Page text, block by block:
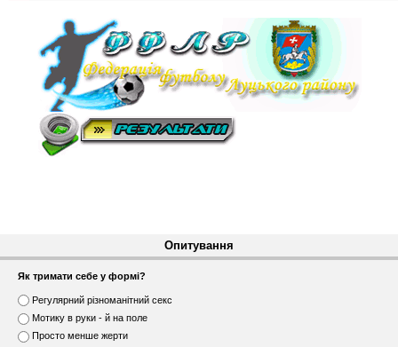
Опитування
Як тримати себе у формі?
В
а
р
і
Регулярний різноманітний секс
Мотику в руки - й на поле
Просто менше жерти